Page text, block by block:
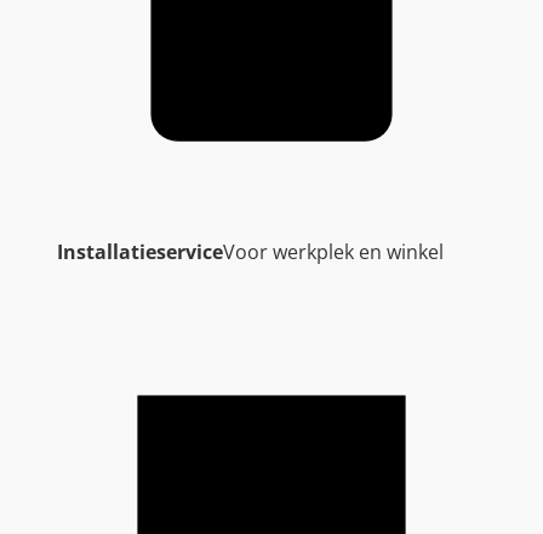
InstallatieserviceVoor werkplek en winkel